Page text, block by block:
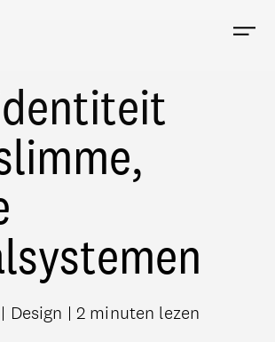
Design | 2 minuten lezen